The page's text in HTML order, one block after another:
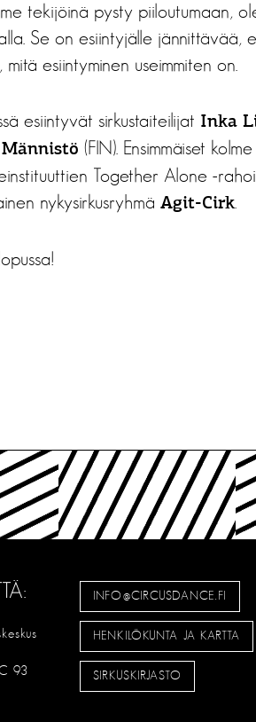
tekijöinä pysty piiloutumaan,
Se on esiintyjälle jännittävää,
esiintyminen useimmiten on.
esiintyvät sirkustaiteilijat Inka
(FIN). Ensimmäiset
Together Alone -
nykysirkusryhmä Agit-Cirk
93
INFO@CIRCUSDANCE.FI
HENKILÖKUNTA JA KARTTA
SIRKUSKIRJASTO